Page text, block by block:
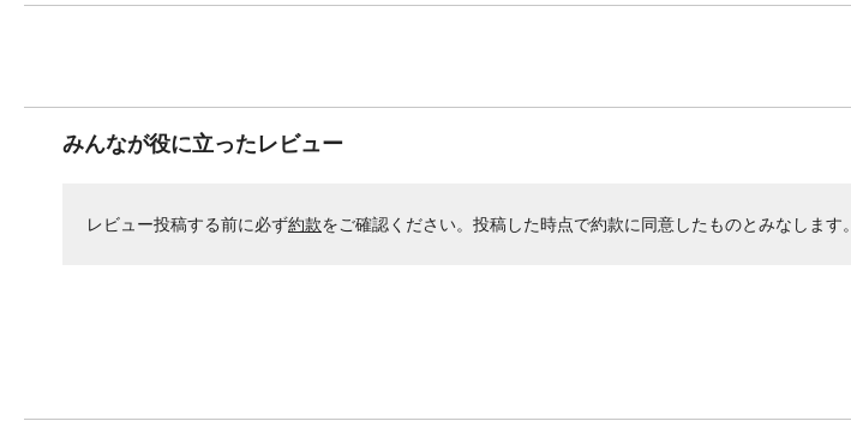
みんなが役に立ったレビュー
レビュー投稿する前に必ず約款をご確認ください。投稿した時点で約款に同意したものとみなします。